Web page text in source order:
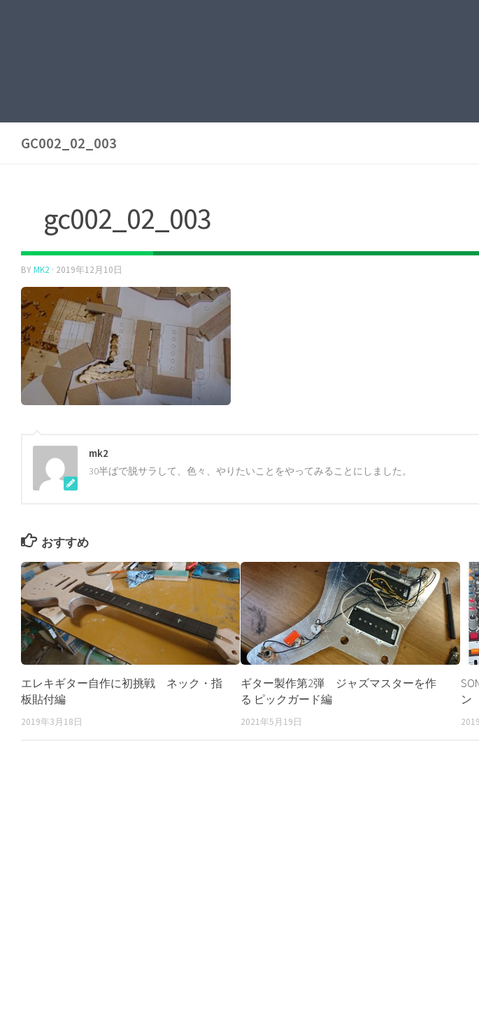
GC002_02_003
gc002_02_003
BYMK2 · 2019年12月10日
mk2
30半ばで脱サラして、色々、やりたいことをやってみることにしました。
おすすめ
エレキギター自作に初挑戦 ネック・指
板貼付編
2019年3月18日
ギター製作第2弾 ジャズマスターを作
る ピックガード編
2021年5月19日
ン